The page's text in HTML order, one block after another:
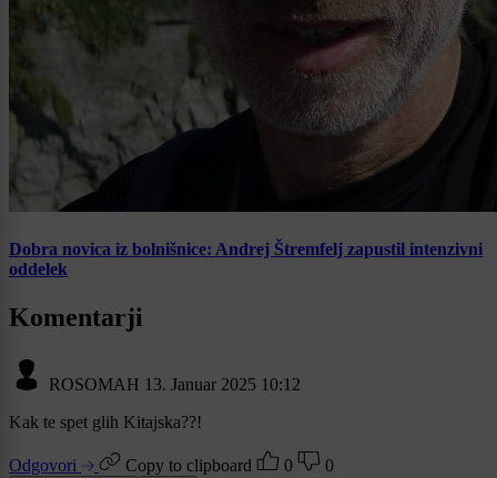
Dobra novica iz bolnišnice: Andrej Štremfelj zapustil intenzivni
oddelek
Komentarji
ROSOMAH 13. Januar 2025 10:12
Kak te spet glih Kitajska??!
Odgovori Copy to clipboard 0 0